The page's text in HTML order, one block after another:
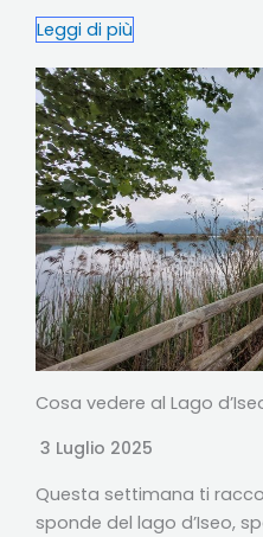
Leggi di più
Cosa vedere al Lago
3 Luglio 2025
Questa settimana ti
sponde del lago d’Iseo,